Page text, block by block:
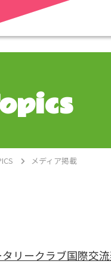
メディア掲載
リークラブ国際交